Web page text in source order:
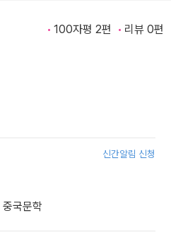
100자평 2편 리뷰 0편
신간알림 신청
중국문학